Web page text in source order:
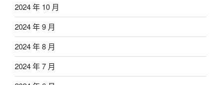
2024 年 10 月
2024 年 9 月
2024 年 8 月
2024 年 7 月